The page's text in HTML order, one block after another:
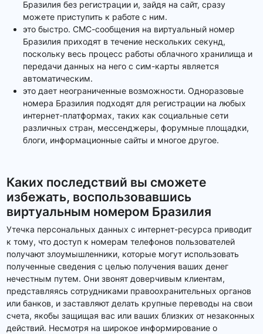
Бразилия без регистрации и, зайдя на сайт, сразу
можете приступить к работе с ним.
это быстро. СМС-сообщения на виртуальный номер
Бразилия приходят в течение нескольких секунд,
поскольку весь процесс работы облачного хранилища и
передачи данных на него с сим-карты является
автоматическим.
это дает неограниченные возможности. Одноразовые
номера Бразилия подходят для регистрации на любых
интернет-платформах, таких как социальные сети
различных стран, мессенджеры, форумные площадки,
блоги, информационные сайты и многое другое.
Каких последствий вы сможете
избежать, воспользовавшись
виртуальным номером Бразилия
Утечка персональных данных с интернет-ресурса приводит
к тому, что доступ к номерам телефонов пользователей
получают злоумышленники, которые могут использовать
полученные сведения с целью получения ваших денег
нечестным путем. Они звонят доверчивым клиентам,
представляясь сотрудниками правоохранительных органов
или банков, и заставляют делать крупные переводы на свои
счета, якобы защищая вас или ваших близких от незаконных
действий. Несмотря на широкое информирование о